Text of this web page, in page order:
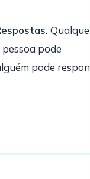
pode
pode